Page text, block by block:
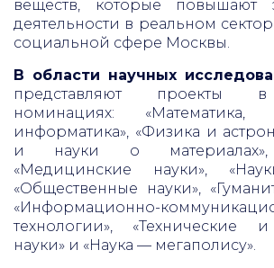
веществ, которые повышают
деятельности в реальном
социальной сфере Москвы.
В области научных
представляют проекты
номинациях:
информатика», «Физика и
и науки о материалах»,
«Медицинские науки»,
«Общественные науки»,
«Информационно-
технологии», «Технические
науки» и «Наука — мегаполису».